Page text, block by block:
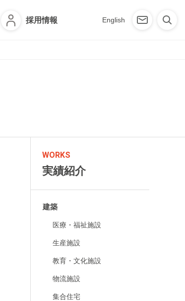
採用情報 English
WORKS
実績紹介
建築
医療・福祉施設
生産施設
教育・文化施設
物流施設
集合住宅